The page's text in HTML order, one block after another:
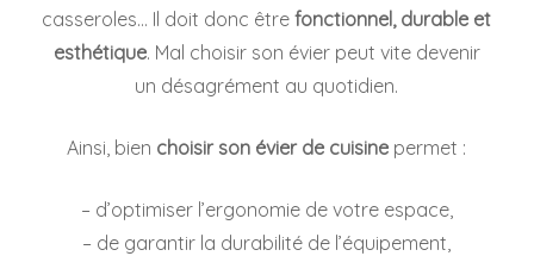
casseroles… Il doit donc êtrefonctionnel, durable et
esthétique. Mal choisir son évier peut vite devenir
un désagrément au quotidien.
Ainsi, bien choisir son évier de cuisine permet :
– d’optimiser l’ergonomie de votre espace,
– de garantir la durabilité de l’équipement,